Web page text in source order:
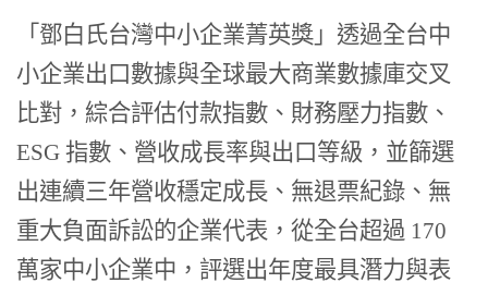
「鄧白氏台灣中小企業菁英獎」透過全台中
小企業出口數據與全球最大商業數據庫交叉
比對，綜合評估付款指數、財務壓力指數、
ESG 指數、營收成長率與出口等級，並篩選
出連續三年營收穩定成長、無退票紀錄、無
重大負面訴訟的企業代表，從全台超過 170
萬家中小企業中，評選出年度最具潛力與表